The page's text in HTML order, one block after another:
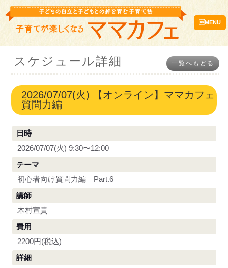
MENU
スケジュール詳細 一覧へもどる
2026/07/07(火) 【オンライン】ママカフェ
質問力編
日時
2026/07/07(火) 9:30〜12:00
テーマ
初心者向け質問力編 Part.6
講師
木村宣貴
費用
2200円(税込)
詳細